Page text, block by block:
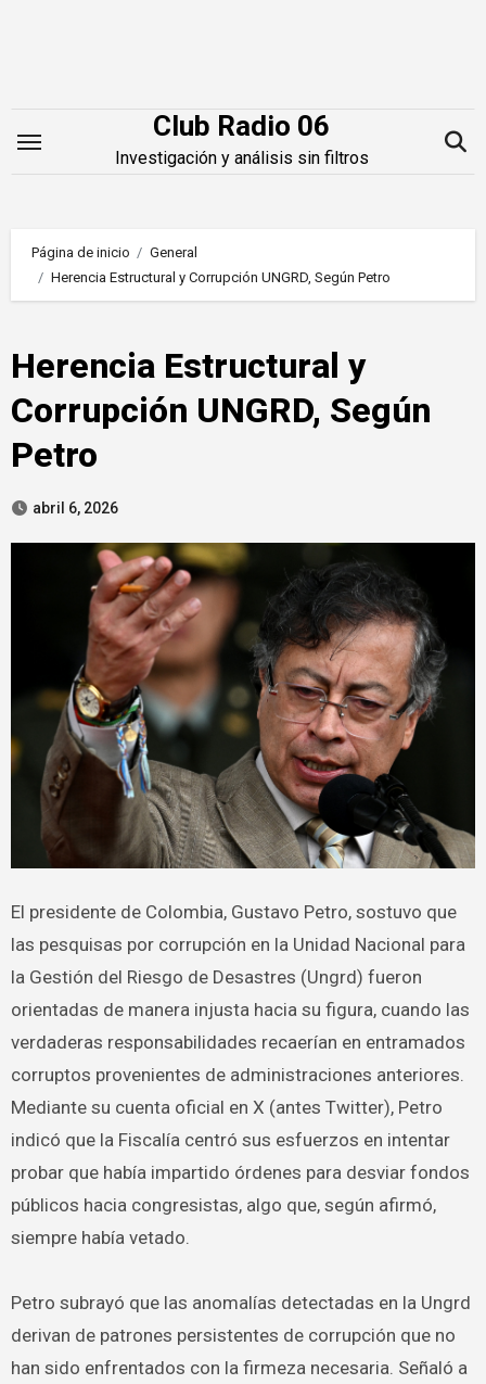
Club Radio 06
Investigación y análisis sin filtros
Página de inicio
General
Herencia Estructural y Corrupción UNGRD, Según Petro
Herencia Estructural y
Corrupción UNGRD, Según
Petro
abril 6, 2026
El presidente de Colombia, Gustavo Petro, sostuvo que
las pesquisas por corrupción en la Unidad Nacional para
la Gestión del Riesgo de Desastres (Ungrd) fueron
orientadas de manera injusta hacia su figura, cuando las
verdaderas responsabilidades recaerían en entramados
corruptos provenientes de administraciones anteriores.
Mediante su cuenta oficial en X (antes Twitter), Petro
indicó que la Fiscalía centró sus esfuerzos en intentar
probar que había impartido órdenes para desviar fondos
públicos hacia congresistas, algo que, según afirmó,
siempre había vetado.
Petro subrayó que las anomalías detectadas en la Ungrd
derivan de patrones persistentes de corrupción que no
han sido enfrentados con la firmeza necesaria. Señaló a